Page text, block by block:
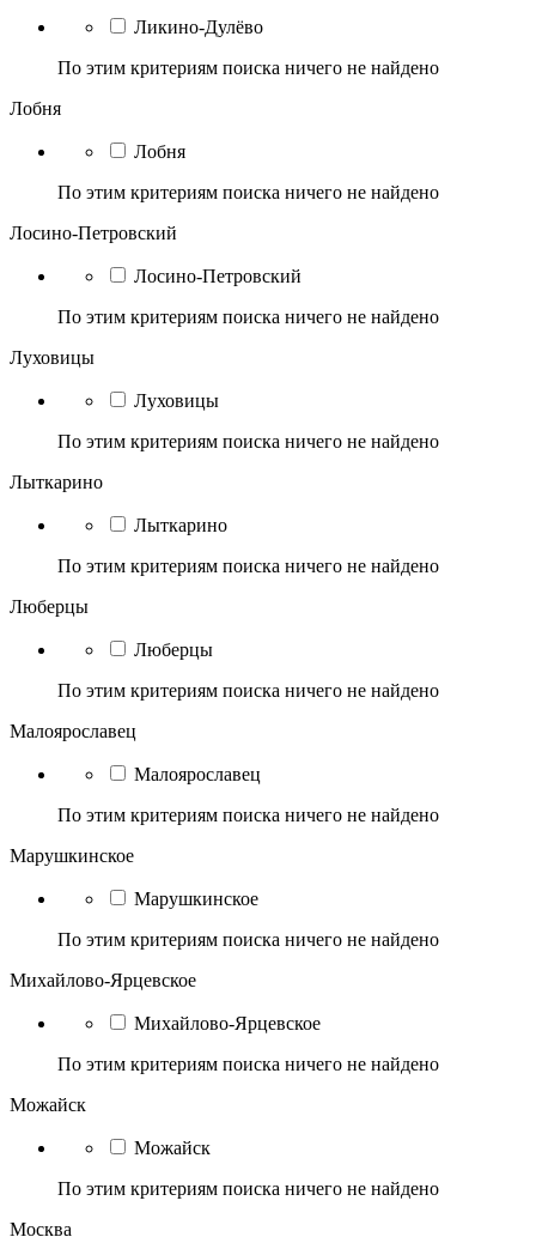
Ликино-Дулёво
По этим критериям поиска ничего не найдено
Лобня
Лобня
По этим критериям поиска ничего не найдено
Лосино-Петровский
Лосино-Петровский
По этим критериям поиска ничего не найдено
Луховицы
Луховицы
По этим критериям поиска ничего не найдено
Лыткарино
Лыткарино
По этим критериям поиска ничего не найдено
Люберцы
Люберцы
По этим критериям поиска ничего не найдено
Малоярославец
Малоярославец
По этим критериям поиска ничего не найдено
Марушкинское
Марушкинское
По этим критериям поиска ничего не найдено
Михайлово-Ярцевское
Михайлово-Ярцевское
По этим критериям поиска ничего не найдено
Можайск
Можайск
По этим критериям поиска ничего не найдено
Москва